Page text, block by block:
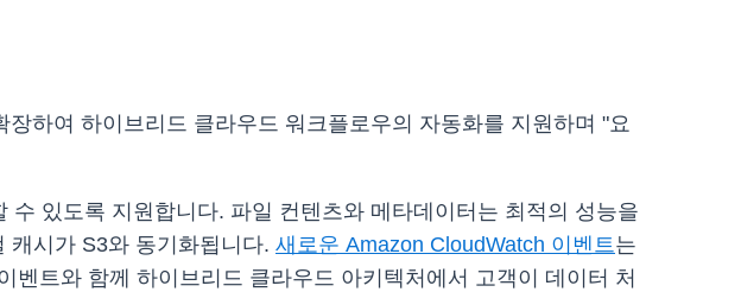
하여 하이브리드 클라우드 워크플로우의 자동화를 지원하며 "요
있도록 지원합니다. 파일 컨텐츠와 메타데이터는 최적의 성능을
캐시가 S3와 동기화됩니다. 새로운 Amazon CloudWatch 이벤트는
트와 함께 하이브리드 클라우드 아키텍처에서 고객이 데이터 처